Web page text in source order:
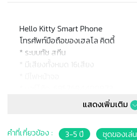
Hello Kitty Smart Phone
โทรศัพท์มือถือของเฮลโล คิตตี้
* ระบบทัช สกีน
* มีเสียงทั้งหมด 16เสียง
* เหมาะสำหรับเด็กอายุ : 3ปีขึ้นไป
หมายเหตุ:
แสดงเพิ่มเติม
คำที่เกี่ยวข้อง : 3-5 ปี
ชุดของเล่น